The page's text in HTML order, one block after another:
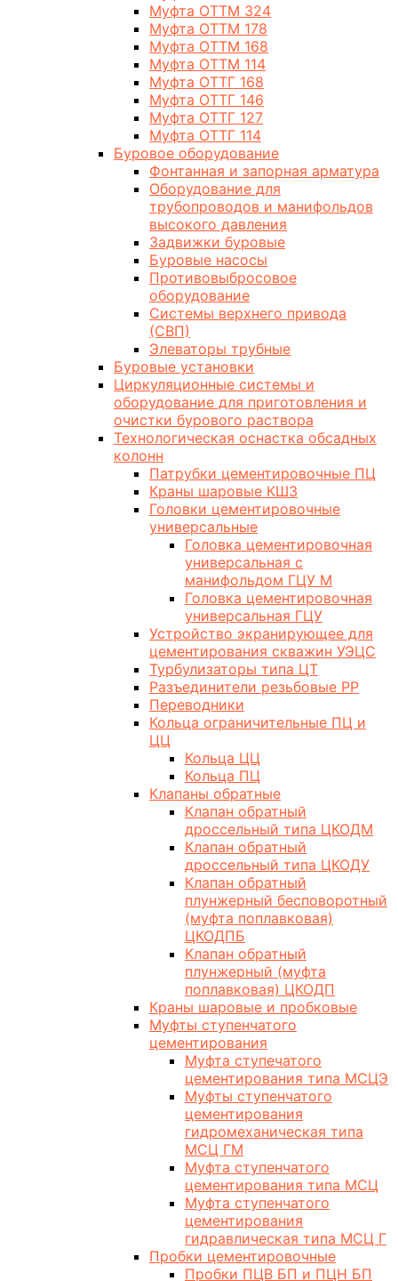
Муфта ОТТМ 324
Муфта ОТТМ 178
Муфта ОТТМ 168
Муфта ОТТМ 114
Муфта ОТТГ 168
Муфта ОТТГ 146
Муфта ОТТГ 127
Муфта ОТТГ 114
Буровое оборудование
Фонтанная и запорная арматура
Оборудование для
трубопроводов и манифольдов
высокого давления
Задвижки буровые
Буровые насосы
Противовыбросовое
оборудование
Системы верхнего привода
(СВП)
Элеваторы трубные
Буровые установки
Циркуляционные системы и
оборудование для приготовления и
очистки бурового раствора
Технологическая оснастка обсадных
колонн
Патрубки цементировочные ПЦ
Краны шаровые КШЗ
Головки цементировочные
универсальные
Головка цементировочная
универсальная с
манифольдом ГЦУ М
Головка цементировочная
универсальная ГЦУ
Устройство экранирующее для
цементирования скважин УЭЦС
Турбулизаторы типа ЦТ
Разъединители резьбовые РР
Переводники
Кольца ограничительные ПЦ и
ЦЦ
Кольца ЦЦ
Кольца ПЦ
Клапаны обратные
Клапан обратный
дроссельный типа ЦКОДМ
Клапан обратный
дроссельный типа ЦКОДУ
Клапан обратный
плунжерный бесповоротный
(муфта поплавковая)
ЦКОДПБ
Клапан обратный
плунжерный (муфта
поплавковая) ЦКОДП
Краны шаровые и пробковые
Муфты ступенчатого
цементирования
Муфта ступечатого
цементирования типа МСЦЭ
Муфты ступенчатого
цементирования
гидромеханическая типа
МСЦ ГМ
Муфта ступенчатого
цементирования типа МСЦ
Муфта ступенчатого
цементирования
гидравлическая типа МСЦ Г
Пробки цементировочные
Пробки ПЦВ БП и ПЦН БП